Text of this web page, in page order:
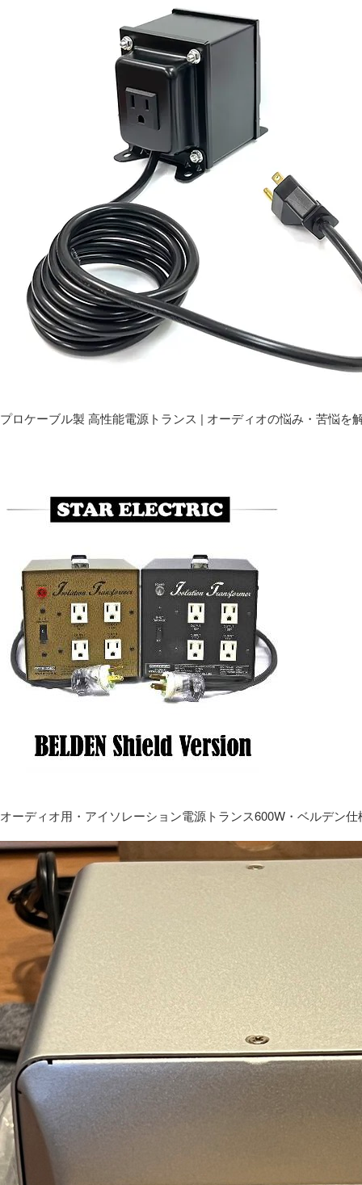
プロケーブル製 高性能電源トランス | オーディオの悩み・苦悩を
オーディオ用・アイソレーション電源トランス600W・ベルデン仕